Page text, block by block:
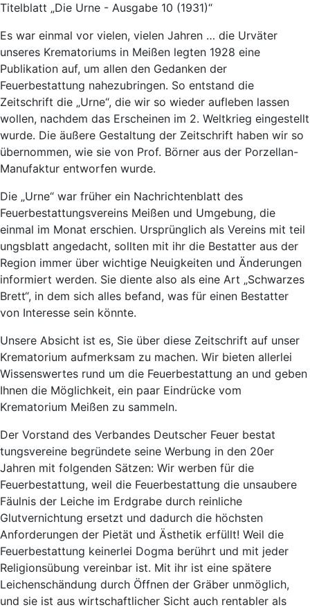
Titelblatt „Die Urne - Ausgabe 10 (1931)“
Es war einmal vor vielen, vielen Jahren … die Urväter
unseres Krematoriums in Meißen legten 1928 eine
Publikation auf, um allen den Gedanken der
Feuerbestattung nahezubringen. So entstand die
Zeitschrift die „Urne“, die wir so wieder aufleben lassen
wollen, nachdem das Erscheinen im 2. Weltkrieg eingestellt
wurde. Die äußere Gestaltung der Zeitschrift haben wir so
übernommen, wie sie von Prof. Börner aus der Porzellan-
Manufaktur entworfen wurde.
Die „Urne“ war früher ein Nachrichtenblatt des
Feuerbestattungsvereins Meißen und Umgebung, die
einmal im Monat erschien. Ursprünglich als Vereins mit teil
ungsblatt angedacht, sollten mit ihr die Bestatter aus der
Region immer über wichtige Neuigkeiten und Änderungen
informiert werden. Sie diente also als eine Art „Schwarzes
Brett“, in dem sich alles befand, was für einen Bestatter
von Interesse sein könnte.
Unsere Absicht ist es, Sie über diese Zeitschrift auf unser
Krematorium aufmerksam zu machen. Wir bieten allerlei
Wissenswertes rund um die Feuerbestattung an und geben
Ihnen die Möglichkeit, ein paar Eindrücke vom
Krematorium Meißen zu sammeln.
Der Vorstand des Verbandes Deutscher Feuer bestat
tungsvereine begründete seine Werbung in den 20er
Jahren mit folgenden Sätzen: Wir werben für die
Feuerbestattung, weil die Feuerbestattung die unsaubere
Fäulnis der Leiche im Erdgrabe durch reinliche
Glutvernichtung ersetzt und dadurch die höchsten
Anforderungen der Pietät und Ästhetik erfüllt! Weil die
Feuerbestattung keinerlei Dogma berührt und mit jeder
Religionsübung vereinbar ist. Mit ihr ist eine spätere
Leichenschändung durch Öffnen der Gräber unmöglich,
und sie ist aus wirtschaftlicher Sicht auch rentabler als